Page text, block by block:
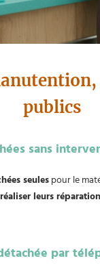
publics
sans
seulespour le
réaliser leurs
par